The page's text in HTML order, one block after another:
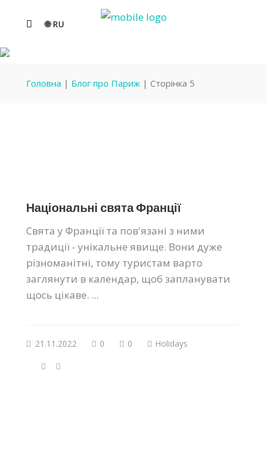
🌐 RU
Головна | Блог про Париж | Сторінка 5
Національні свята Франції
Свята у Франції та пов'язані з ними
традиції - унікальне явище. Вони дуже
різноманітні, тому туристам варто
заглянути в календар, щоб запланувати
щось цікаве. ...
21.11.2022 0 0 Holidays